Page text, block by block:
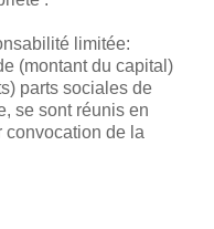
limitée:
(montant du capital)
parts sociales de
se sont réunis en
convocation de la